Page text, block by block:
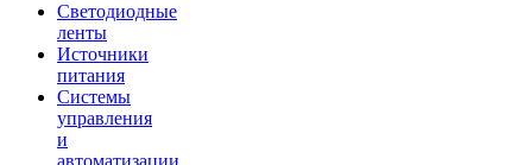
Светодиодные
ленты
Источники
питания
Системы
управления
и
автоматизации